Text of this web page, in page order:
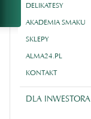
DELIKATESY
AKADEMIA SMAKU
SKLEPY
ALMA24.PL
KONTAKT
DLA INWESTORA